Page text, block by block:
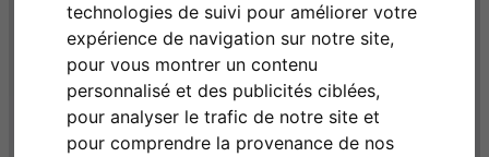
technologies de suivi pour améliorer votre
expérience de navigation sur notre site,
pour vous montrer un contenu
personnalisé et des publicités ciblées,
pour analyser le trafic de notre site et
pour comprendre la provenance de nos